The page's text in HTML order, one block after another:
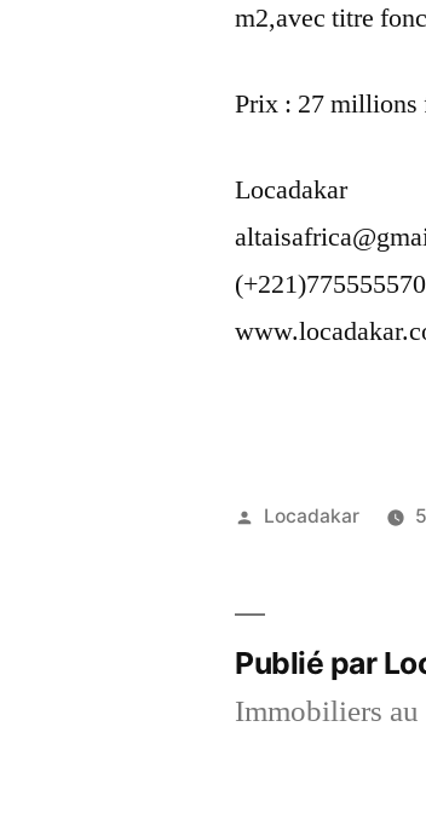
m2,avec titre
Prix : 27 millions
Locadakar
Publié
Locadakar
Publié par
Immobiliers